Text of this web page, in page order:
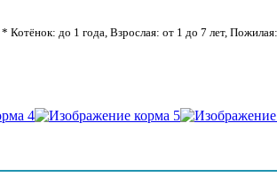
* Котёнок: до 1 года, Взрослая: от 1 до 7 лет,
мякоть свеклы, белая рыба, экстракт